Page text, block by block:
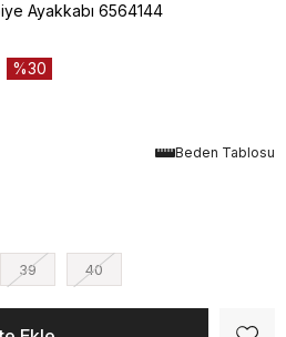
Ayakkabı 6564144
30
Beden Tablosu
39 40